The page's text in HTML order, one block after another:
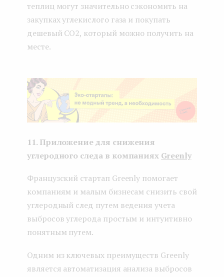
теплиц могут значительно сэкономить на
закупках углекислого газа и покупать
дешевый CО2, который можно получить на
месте.
11. Приложение для снижения
углеродного следа в компаниях Greenly
Французский стартап Greenly помогает
компаниям и малым бизнесам снизить свой
углеродный след путем ведения учета
выбросов углерода простым и интуитивно
понятным путем.
Одним из ключевых преимуществ Greenly
является автоматизация анализа выбросов